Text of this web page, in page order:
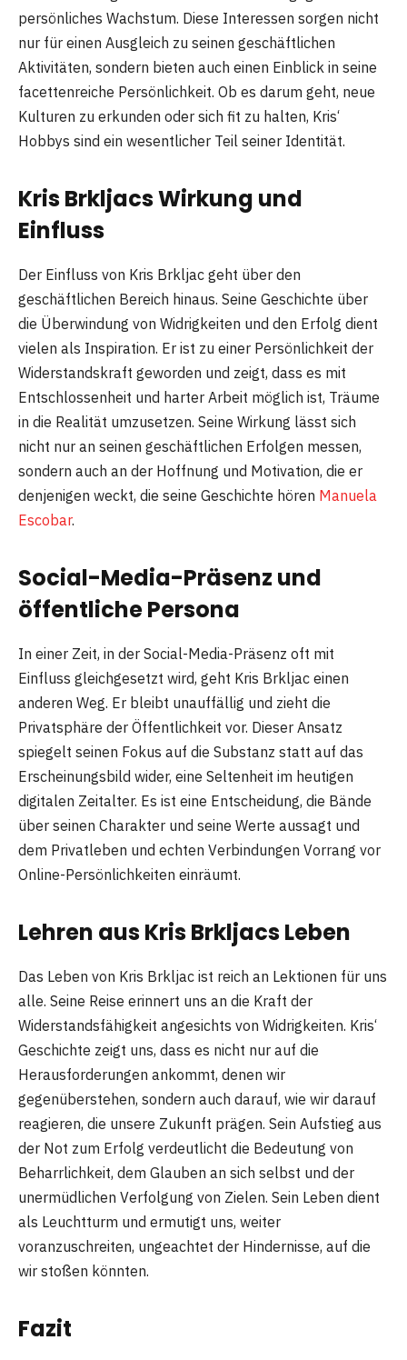
persönliches Wachstum. Diese Interessen sorgen nicht
nur für einen Ausgleich zu seinen geschäftlichen
Aktivitäten, sondern bieten auch einen Einblick in seine
facettenreiche Persönlichkeit. Ob es darum geht, neue
Kulturen zu erkunden oder sich fit zu halten, Kris‘
Hobbys sind ein wesentlicher Teil seiner Identität.
Kris Brkljacs Wirkung und
Einfluss
Der Einfluss von Kris Brkljac geht über den
geschäftlichen Bereich hinaus. Seine Geschichte über
die Überwindung von Widrigkeiten und den Erfolg dient
vielen als Inspiration. Er ist zu einer Persönlichkeit der
Widerstandskraft geworden und zeigt, dass es mit
Entschlossenheit und harter Arbeit möglich ist, Träume
in die Realität umzusetzen. Seine Wirkung lässt sich
nicht nur an seinen geschäftlichen Erfolgen messen,
sondern auch an der Hoffnung und Motivation, die er
denjenigen weckt, die seine Geschichte hören Manuela
Escobar.
Social-Media-Präsenz und
öffentliche Persona
In einer Zeit, in der Social-Media-Präsenz oft mit
Einfluss gleichgesetzt wird, geht Kris Brkljac einen
anderen Weg. Er bleibt unauffällig und zieht die
Privatsphäre der Öffentlichkeit vor. Dieser Ansatz
spiegelt seinen Fokus auf die Substanz statt auf das
Erscheinungsbild wider, eine Seltenheit im heutigen
digitalen Zeitalter. Es ist eine Entscheidung, die Bände
über seinen Charakter und seine Werte aussagt und
dem Privatleben und echten Verbindungen Vorrang vor
Online-Persönlichkeiten einräumt.
Lehren aus Kris Brkljacs Leben
Das Leben von Kris Brkljac ist reich an Lektionen für uns
alle. Seine Reise erinnert uns an die Kraft der
Widerstandsfähigkeit angesichts von Widrigkeiten. Kris‘
Geschichte zeigt uns, dass es nicht nur auf die
Herausforderungen ankommt, denen wir
gegenüberstehen, sondern auch darauf, wie wir darauf
reagieren, die unsere Zukunft prägen. Sein Aufstieg aus
der Not zum Erfolg verdeutlicht die Bedeutung von
Beharrlichkeit, dem Glauben an sich selbst und der
unermüdlichen Verfolgung von Zielen. Sein Leben dient
als Leuchtturm und ermutigt uns, weiter
voranzuschreiten, ungeachtet der Hindernisse, auf die
wir stoßen könnten.
Fazit